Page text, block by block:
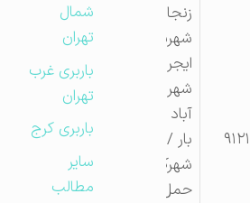
زنجان
شهرستان
ایجرود
شهر زرین
آباد پایانه
شهرک
حمل و
شمال
تهران
باربری غرب
تهران
باربری کرج
مطالب